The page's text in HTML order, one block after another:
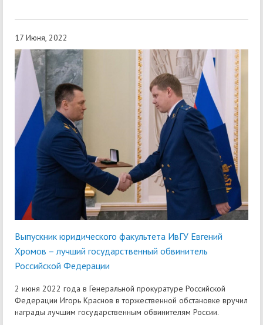
17 Июня, 2022
Выпускник юридического факультета ИвГУ Евгений
Хромов – лучший государственный обвинитель
Российской Федерации
2 июня 2022 года в Генеральной прокуратуре Российской
Федерации Игорь Краснов в торжественной обстановке вручил
награды лучшим государственным обвинителям России.